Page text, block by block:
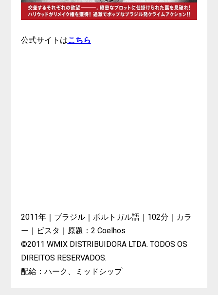
公式サイトはこちら
2011年｜ブラジル｜ポルトガル語｜102分｜カラ
ー｜ビスタ｜原題：2 Coelhos
©2011 WMIX DISTRIBUIDORA LTDA. TODOS OS
DIREITOS RESERVADOS.
配給：ハーク、ミッドシップ